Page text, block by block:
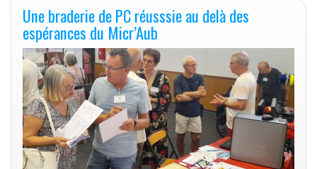
Une braderie de PC réusssie au delà des
espérances du Micr’Aub